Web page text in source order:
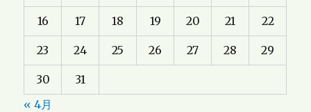
16 17 18 19 20 21 22
23 24 25 26 27 28 29
30
31
« 4月